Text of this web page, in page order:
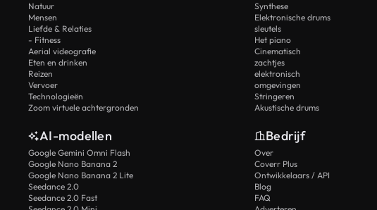
Natuur
Mensen
Liefde & Relaties
- Fitness
Aerial videografie
Eten en drinken
Reizen
Vervoer
Technologieën
Zoom virtuele achtergronden
Synthese
Elektronische drums
sleutels
Het piano
Cinematisch
zachtjes
elektronisch
omgevingen
Stringeren
Akustische drums
AI-modellen
Google Gemini Omni Flash
Google Nano Banana 2
Google Nano Banana 2 Lite
Seedance 2.0
Seedance 2.0 Fast
Bedrijf
Over
Coverr Plus
Ontwikkelaars / API
Blog
FAQ